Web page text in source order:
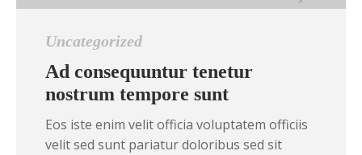
Uncategorized
Ad consequuntur tenetur
nostrum tempore sunt
Eos iste enim velit officia voluptatem officiis
velit sed sunt pariatur doloribus sed sit